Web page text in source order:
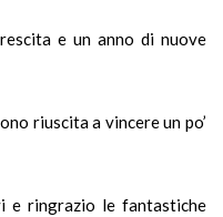
e un anno di nuove
riuscita a vincere un po’
e ringrazio le fantastiche